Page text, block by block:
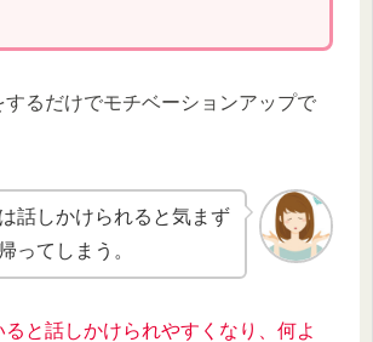
るだけでモチベーションアップで
話しかけられると気まず
ってしまう。
ると話しかけられやすくなり、何よ